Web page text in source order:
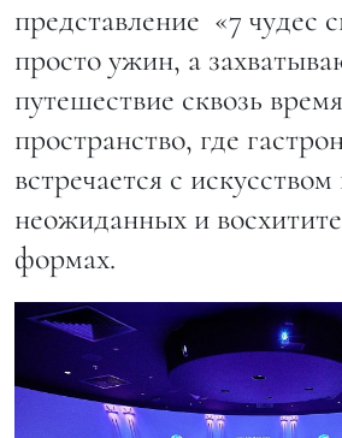
представление «7 чудес
просто ужин, а
путешествие сквозь
пространство, где
встречается с
неожиданных и
формах.